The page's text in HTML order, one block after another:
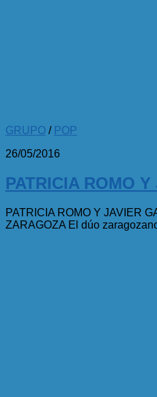
GRUPO / POP
26/05/2016
PATRICIA ROMO
PATRICIA ROMO Y JAVIER
ZARAGOZA El dúo